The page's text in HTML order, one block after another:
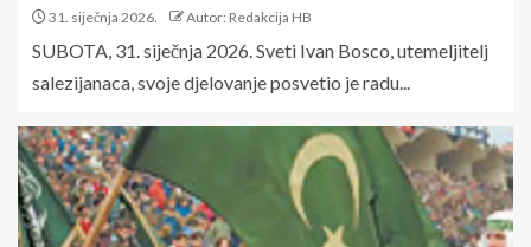
31. siječnja 2026. Autor: Redakcija HB
SUBOTA, 31. siječnja 2026. Sveti Ivan Bosco, utemeljitelj
salezijanaca, svoje djelovanje posvetio je radu...